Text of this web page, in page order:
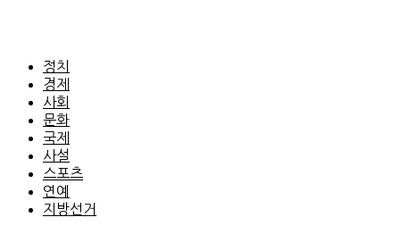
정치
경제
사회
문화
국제
사설
스포츠
연예
지방선거